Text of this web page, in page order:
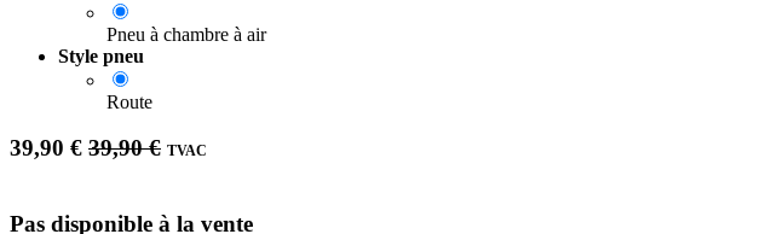
Pneu à chambre à air
Style pneu
Route
39,90 € 39,90€ TVAC
Pas disponible à la vente